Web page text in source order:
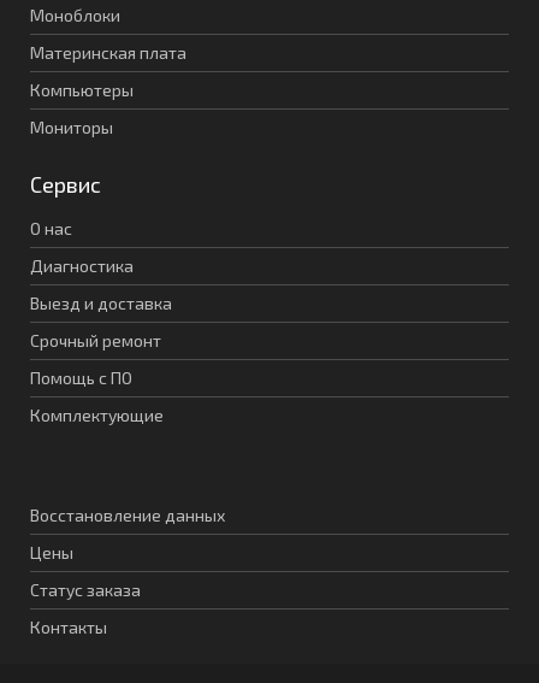
Моноблоки
Материнская плата
Компьютеры
Мониторы
Сервис
О нас
Диагностика
Выезд и доставка
Срочный ремонт
Помощь с ПО
Комплектующие
Восстановление данных
Цены
Статус заказа
Контакты